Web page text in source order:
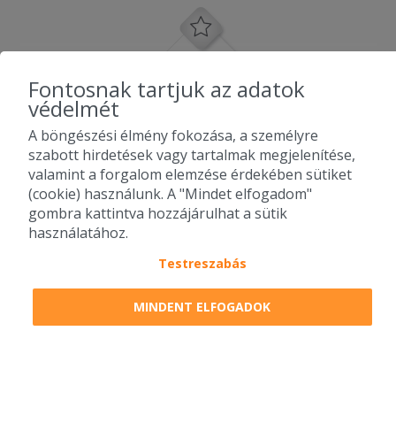
2010-2026 Copyright - Falatozz.hu - Diston-line Kft.
Fontosnak tartjuk az adatok
védelmét
A böngészési élmény fokozása, a személyre
szabott hirdetések vagy tartalmak megjelenítése,
valamint a forgalom elemzése érdekében sütiket
(cookie) használunk. A "Mindet elfogadom"
gombra kattintva hozzájárulhat a sütik
használatához.
Testreszabás
MINDENT ELFOGADOK